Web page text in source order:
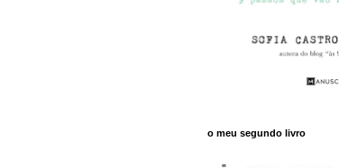
o meu segundo livro